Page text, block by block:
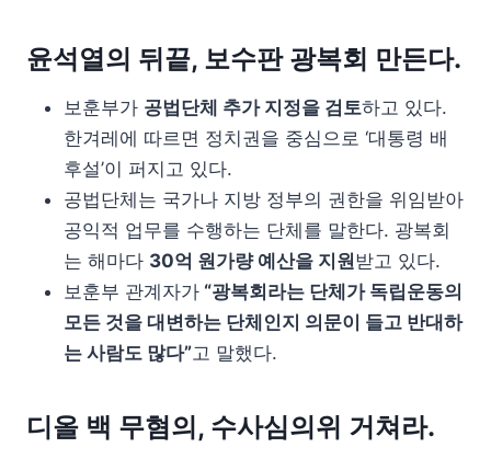
윤석열의 뒤끝, 보수판 광복회 만든다.
보훈부가 공법단체 추가 지정을 검토하고 있다.
한겨레에 따르면 정치권을 중심으로 ‘대통령 배
후설’이 퍼지고 있다.
공법단체는 국가나 지방 정부의 권한을 위임받아
공익적 업무를 수행하는 단체를 말한다. 광복회
는 해마다 30억 원가량 예산을 지원받고 있다.
보훈부 관계자가 “광복회라는 단체가 독립운동의
모든 것을 대변하는 단체인지 의문이 들고 반대하
는 사람도 많다”고 말했다.
디올 백 무혐의, 수사심의위 거쳐라.